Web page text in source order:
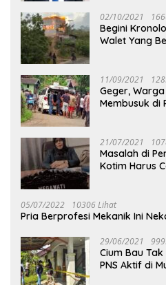
02/10/2021
Begini
Walet Yang
11/09/2021
Geger,
Membusuk di
21/07/2021
Masalah di
Kotim Harus
05/07/2022 10306 Lihat
Pria Berprofesi Mekanik Ini
29/06/2021
Cium Bau
PNS Aktif di